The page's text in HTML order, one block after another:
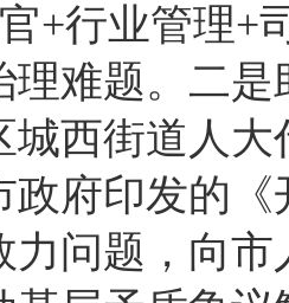
+行业管理+
理难题。二
城西街道人
政府印发的
力问题，向